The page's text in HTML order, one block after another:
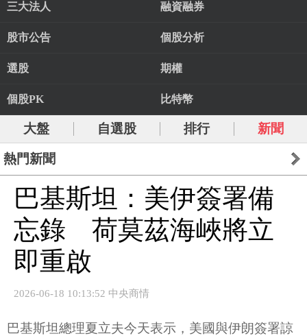
三大法人 融資融券
股市公告 個股分析
選股 期權
個股PK 比特幣
大盤 自選股 排行 新聞
熱門新聞
巴基斯坦：美伊簽署備
忘錄 荷莫茲海峽將立
即重啟
2026-06-18 10:13:52 中央商情
巴基斯坦總理夏立夫今天表示，美國與伊朗簽署諒